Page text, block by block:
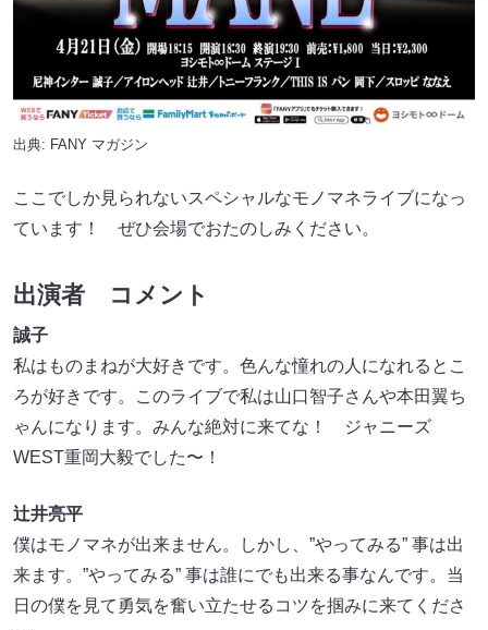
出典: FANY マガジン
ここでしか見られないスペシャルなモノマネライブになっ
ています！ ぜひ会場でおたのしみください。
出演者 コメント
誠子
私はものまねが大好きです。色んな憧れの人になれるとこ
ろが好きです。このライブで私は山口智子さんや本田翼ち
ゃんになります。みんな絶対に来てな！ ジャニーズ
WEST重岡大毅でした〜！
辻井亮平
僕はモノマネが出来ません。しかし、”やってみる” 事は出
来ます。”やってみる” 事は誰にでも出来る事なんです。当
日の僕を見て勇気を奮い立たせるコツを掴みに来てくださ